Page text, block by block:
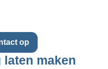
op
maken